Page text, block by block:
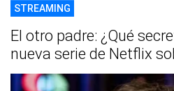
STREAMING
El otro padre: ¿Qué
nueva serie de Netflix